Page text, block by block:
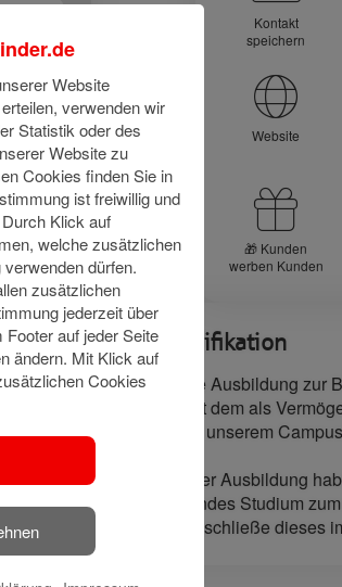
Kontakt
speichern
Website
🎁 Kunden
werben Kunden
Meine Qualifikation
Ich habe meine Ausbildung zur
und arbeite seit dem als
Grindel und an unserem
Während meiner Ausbildung
berufsbegleitendes Studium
begonnen und schließe dieses
Website
verwenden wir
Statistik oder des
Website zu
Cookies finden Sie in
ist freiwillig und
Klick auf
welche zusätzlichen
dürfen.
zusätzlichen
jederzeit über
Footer auf jeder Seite
ändern. Mit Klick auf
Cookies